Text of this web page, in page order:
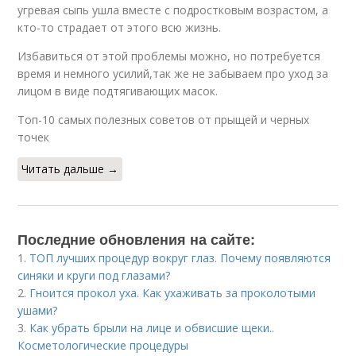
угревая сыпь ушла вместе с подростковым возрастом, а
кто-то страдает от этого всю жизнь.
Избавиться от этой проблемы можно, но потребуется
время и немного усилий,так же не забываем про уход за
лицом в виде подтягивающих масок.
Топ-10 самых полезных советов от прыщей и черных
точек
Читать дальше →
Последние обновления на сайте:
1. ТОП лучших процедур вокруг глаз. Почему появляются
синяки и круги под глазами?
2. Гноится прокол уха. Как ухаживать за проколотыми
ушами?
3. Как убрать брыли на лице и обвисшие щеки..
Косметологические процедуры